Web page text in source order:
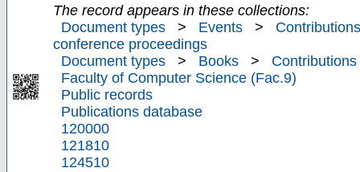
The record appears in these collections:
Document types
> Events >
conference proceedings
Document types
> Books >
Faculty of Computer Science (Fac.9)
Public records
Publications database
120000
121810
124510